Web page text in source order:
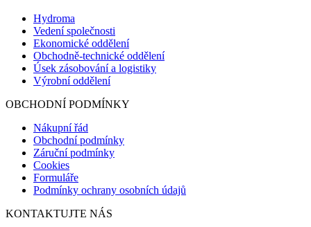
Hydroma
Vedení společnosti
Ekonomické oddělení
Obchodně-technické oddělení
Úsek zásobování a logistiky
Výrobní oddělení
OBCHODNÍ PODMÍNKY
Nákupní řád
Obchodní podmínky
Záruční podmínky
Cookies
Formuláře
Podmínky ochrany osobních údajů
KONTAKTUJTE NÁS